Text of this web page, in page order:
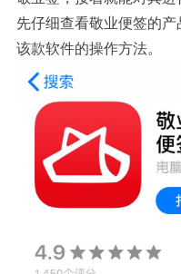
先仔细查看敬业便签的
该款软件的操作方法。